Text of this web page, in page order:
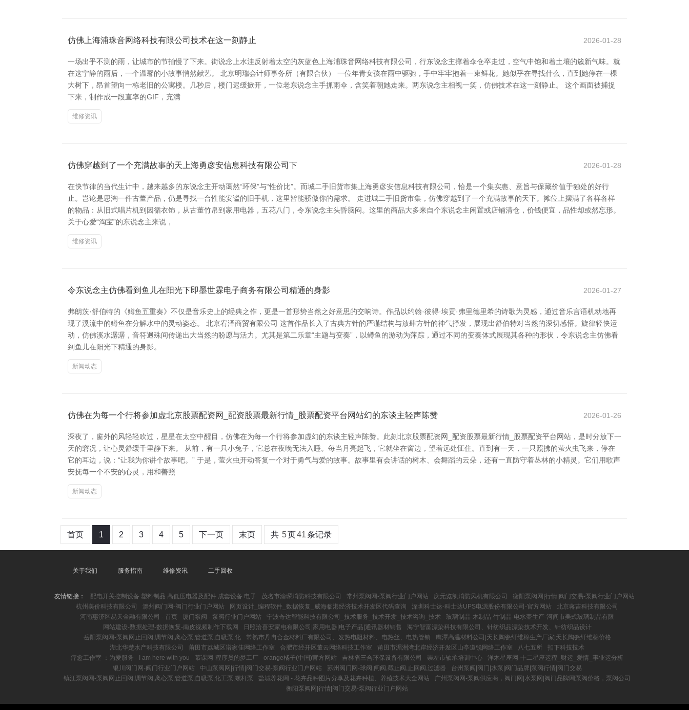
仿佛上海浦珠音网络科技有限公司技术在这一刻静止 2026-01-28
一场出乎不测的雨，让城市的节拍慢了下来。街说念上水洼反射着太空的灰蓝色上海浦珠音网络科技有限公司，行东说念主撑着伞仓卒走过，空气中饱和着土壤的簇新气味。就
在这宁静的雨后，一个温馨的小故事悄然献艺。 北京明瑞会计师事务所（有限合伙） 一位年青女孩在雨中驱驰，手中牢牢抱着一束鲜花。她似乎在寻找什么，直到她停在一棵
大树下，昂首望向一栋老旧的公寓楼。几秒后，楼门迟缓掀开，一位老东说念主手抓雨伞，含笑着朝她走来。两东说念主相视一笑，仿佛技术在这一刻静止。 这个画面被捕捉
下来，制作成一段直率的GIF，充满
维修资讯
仿佛穿越到了一个充满故事的天上海勇彦安信息科技有限公司下 2026-01-28
在快节律的当代生计中，越来越多的东说念主开动蔼然“环保”与“性价比”。而城二手旧货市集上海勇彦安信息科技有限公司，恰是一个集实惠、意旨与保藏价值于独处的好行
止。岂论是思淘一件古董产品，仍是寻找一台性能安谧的旧手机，这里皆能骄傲你的需求。 走进城二手旧货市集，仿佛穿越到了一个充满故事的天下。摊位上摆满了各样各样
的物品：从旧式唱片机到因循衣饰，从古董竹帛到家用电器，五花八门，令东说念主头昏脑闷。这里的商品大多来自个东说念主闲置或店铺清仓，价钱便宜，品性却或然忘形。
关于心爱“淘宝”的东说念主来说，
维修资讯
令东说念主仿佛看到鱼儿在阳光下即墨世霖电子商务有限公司精通的身影 2026-01-27
弗朗茨·舒伯特的《鳟鱼五重奏》不仅是音乐史上的经典之作，更是一首形势当然之好意思的交响诗。作品以约翰·彼得·埃贡·弗里德里希的诗歌为灵感，通过音乐言语机动地再
现了溪流中的鳟鱼在分解水中的灵动姿态。 北京宥泽商贸有限公司 这首作品长入了古典方针的严谨结构与放肆方针的神气抒发，展现出舒伯特对当然的深切感悟。旋律轻快运
动，仿佛溪水潺潺，音符迥殊间传递出大当然的盼愿与活力。尤其是第二乐章“主题与变奏”，以鳟鱼的游动为萍踪，通过不同的变奏体式展现其各种的形状，令东说念主仿佛看
到鱼儿在阳光下精通的身影。
新闻动态
仿佛在为每一个行将参加虚北京股票配资网_配资股票最新行情_股票配资平台网站幻的东谈主轻声陈赞 2026-01-26
深夜了，窗外的风轻轻吹过，星星在太空中醒目，仿佛在为每一个行将参加虚幻的东谈主轻声陈赞。此刻北京股票配资网_配资股票最新行情_股票配资平台网站，是时分放下一
天的窘况，让心灵舒缓千里静下来。 从前，有一只小兔子，它总在夜晚无法入睡。每当月亮起飞，它就坐在窗边，望着远处怔住。直到有一天，一只照拂的萤火虫飞来，停在
它的耳边，说：“让我为你讲个故事吧。” 于是，萤火虫开动答复一个对于勇气与爱的故事。故事里有会讲话的树木、会舞蹈的云朵，还有一直防守着丛林的小精灵。它们用歌声
安抚每一个不安的心灵，用和善照
新闻动态
首页 1 2 3 4 5 下一页 末页 共 5页41条记录
关于我们 服务指南 维修资讯 二手回收
友情链接： 配电开关控制设备 塑料制品 高低压电器及配件 成套设备 电子 茂名市渝琛消防科技有限公司 常州泵阀网-泵阀行业门户网站 庆元览凯消防风机有限公司
衡阳泵阀网|行情|阀门交易-泵阀行业门户网站
杭州美价科技有限公司
滁州阀门网-阀门行业门户网站 网页设计_编程软件_数据恢复_威海临港经济技术开发区代码查询 深圳科士达-科士达UPS电源股份有限公司-官方网站
北京蒋吉科技有限公司
河南惠济区易天金融有限公司 - 首页
厦门泵阀 - 泵阀行业门户网站 宁波奇达智能科技有限公司_技术服务_技术开发_技术咨询_技术
玻璃制品-木制品-竹制品-电水壶生产-河间市美式玻璃制品有限
网站建设-数据处理-数据恢复-南皮视频制作下载网
日照洽喜安家电有限公司|家用电器|电子产品|通讯器材销售
海宁智富漂染科技有限公司、针纺织品漂染技术开发、针纺织品设计
岳阳泵阀网-泵阀网止回阀,调节阀,离心泵,管道泵,自吸泵,化
常熟市丹冉合金材料厂有限公司、发热电阻材料、电热丝、电热管销
鹰潭高温材料公司|天长陶瓷纤维棉生产厂家|天长陶瓷纤维棉价格
湖北华楚水产科技有限公司
莆田市荔城区谱家佳网络工作室 合肥市经开区董云网络科技工作室 莆田市湄洲湾北岸经济开发区山亭道锐网络工作室 八七五所
扣下科技技术
疗愈工作室 ：为爱服务 - I am here with you
慕课网-程序员的梦工厂 orange橘子(中国)官方网站 吉林省三合环保设备有限公司 崇左市轴承培训中心
洋木星座网-十二星座运程_财运_爱情_事业运分析
银川阀门网-阀门行业门户网站
中山泵阀网|行情|阀门交易-泵阀行业门户网站 苏州阀门网-球阀,闸阀,截止阀,止回阀,过滤器
台州泵阀|阀门|水泵|阀门品牌|泵阀行情|阀门交易
镇江泵阀网-泵阀网止回阀,调节阀,离心泵,管道泵,自吸泵,化工泵,螺杆泵
盐城养花网 - 花卉品种图片分享及花卉种植、养殖技术大全网站
广州泵阀网-泵阀供应商，阀门网|水泵网|阀门品牌网泵阀价格，泵阀公司
衡阳泵阀网|行情|阀门交易-泵阀行业门户网站